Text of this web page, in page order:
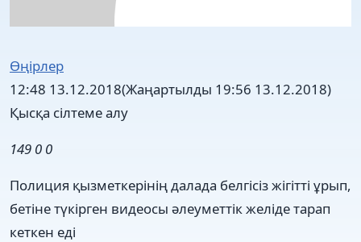
Өңірлер
12:48 13.12.2018(Жаңартылды 19:56 13.12.2018)
Қысқа сілтеме алу
149 0 0
Полиция қызметкерінің далада белгісіз жігітті ұрып,
бетіне түкірген видеосы әлеуметтік желіде тарап
кеткен еді